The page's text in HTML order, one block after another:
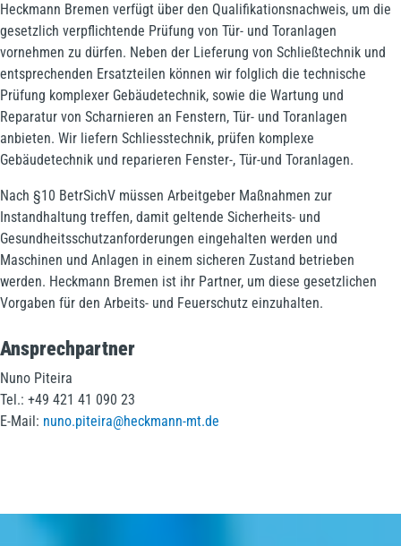
Heckmann Bremen verfügt über den Qualifikationsnachweis, um die
gesetzlich verpflichtende Prüfung von Tür- und Toranlagen
vornehmen zu dürfen. Neben der Lieferung von Schließtechnik und
entsprechenden Ersatzteilen können wir folglich die technische
Prüfung komplexer Gebäudetechnik, sowie die Wartung und
Reparatur von Scharnieren an Fenstern, Tür- und Toranlagen
anbieten. Wir liefern Schliesstechnik, prüfen komplexe
Gebäudetechnik und reparieren Fenster-, Tür-und Toranlagen.
Nach §10 BetrSichV müssen Arbeitgeber Maßnahmen zur
Instandhaltung treffen, damit geltende Sicherheits- und
Gesundheitsschutzanforderungen eingehalten werden und
Maschinen und Anlagen in einem sicheren Zustand betrieben
werden. Heckmann Bremen ist ihr Partner, um diese gesetzlichen
Vorgaben für den Arbeits- und Feuerschutz einzuhalten.
Ansprechpartner
Nuno Piteira
Tel.: +49 421 41 090 23
E-Mail: nuno.piteira@heckmann-mt.de